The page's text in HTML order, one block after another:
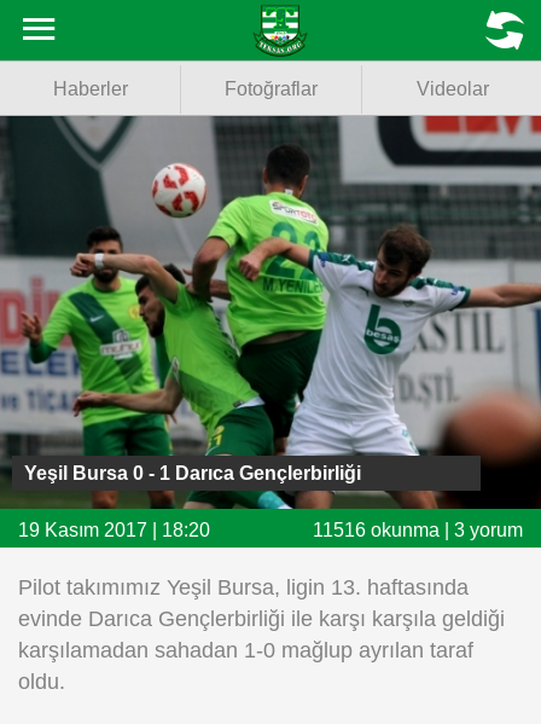
Fotoğraflar
Videolar
Basketbol
Voleybol
Puan Durumu
Fikstür
Facebook
Twitter
Instagram
Android
MENU
Haberler Fotoğraflar Videolar
Yeşil Bursa 0 - 1 Darıca Gençlerbirliği
19 Kasım 2017 | 18:20 11516 okunma | 3 yorum
Pilot takımımız Yeşil Bursa, ligin 13. haftasında
evinde Darıca Gençlerbirliği ile karşı karşıla geldiği
karşılamadan sahadan 1-0 mağlup ayrılan taraf
oldu.